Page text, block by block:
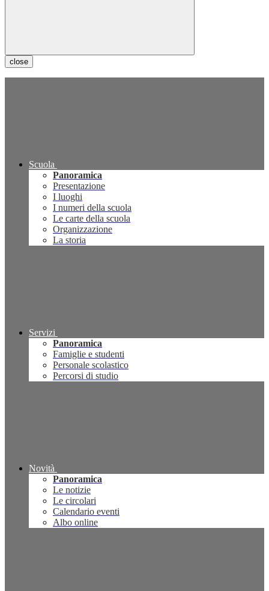
close
Scuola
Panoramica
Presentazione
I luoghi
I numeri della scuola
Le carte della scuola
Organizzazione
La storia
Servizi
Panoramica
Famiglie e studenti
Personale scolastico
Percorsi di studio
Novità
Panoramica
Le notizie
Le circolari
Calendario eventi
Albo online